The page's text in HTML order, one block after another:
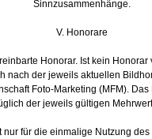
Sinnzusammenhänge.
V. Honorare
Honorar. Ist kein Honorar
nach der jeweils aktuellen
Foto-Marketing (MFM).
der jeweils gültigen
nur für die einmalige Nutzung